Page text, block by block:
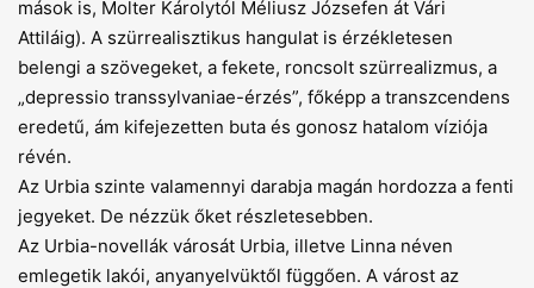
mások is, Molter Károlytól Méliusz Józsefen át Vári
Attiláig). A szürrealisztikus hangulat is érzékletesen
belengi a szövegeket, a fekete, roncsolt szürrealizmus, a
„depressio transsylvaniae-érzés”, főképp a transzcendens
eredetű, ám kifejezetten buta és gonosz hatalom víziója
révén.
Az Urbia szinte valamennyi darabja magán hordozza a fenti
jegyeket. De nézzük őket részletesebben.
Az Urbia-novellák városát Urbia, illetve Linna néven
emlegetik lakói, anyanyelvüktől függően. A várost az